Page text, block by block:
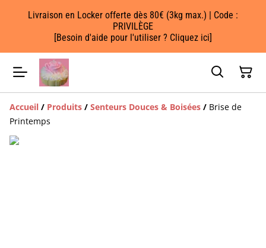
Livraison en Locker offerte dès 80€ (3kg max.) | Code :
PRIVILÈGE
[Besoin d'aide pour l'utiliser ? Cliquez ici]
Accueil / Produits / Senteurs Douces & Boisées / Brise de
Printemps